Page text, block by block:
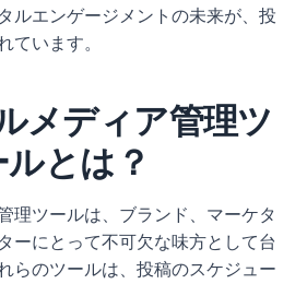
ルエンゲージメントの未来が、投
ています。
メディア管理ツ
ルとは？
理ツールは、ブランド、マーケタ
ーにとって不可欠な味方として台
らのツールは、投稿のスケジュー